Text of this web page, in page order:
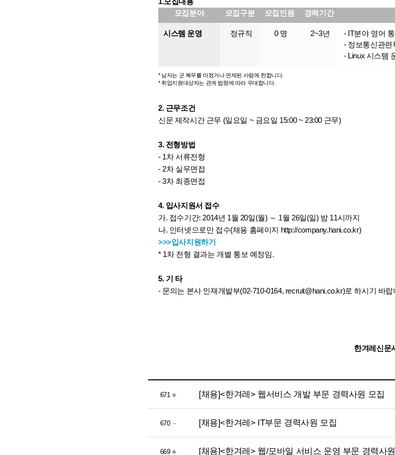
모집분야
모집구분 모집인원 경력기간
시스템 운영 정규직 0 명 2~3년
- IT분야 영어
- 정보통신관련
- Linux 시스템
* 남자는 군 복무를 마쳤거나 면제된 사람에 한합니다.
* 취업지원대상자는 관계 법령에 따라 우대합니다.
2. 근무조건
신문 제작시간 근무 (일요일 ~ 금요일 15:00 ~ 23:00 근무)
3. 전형방법
- 1차 서류전형
- 2차 실무면접
- 3차 최종면접
4. 입사지원서 접수
가. 접수기간: 2014년 1월 20일(월) ～ 1월 26일(일) 밤 11시까지
나. 인터넷으로만 접수(채용 홈페이지 http://company.hani.co.kr)
>>>입사지원하기
* 1차 전형 결과는 개별 통보 예정임.
5. 기 타
- 문의는 본사 인재개발부(02-710-0164, recruit@hani.co.kr)로 하시기 바랍
한겨레신문
671 [채용]<한겨레> 웹서비스 개발 부문 경력사원 모집
670 [채용]<한겨레> IT부문 경력사원 모집
669 [채용]<한겨레> 웹/모바일 서비스 운영 부문 경력사